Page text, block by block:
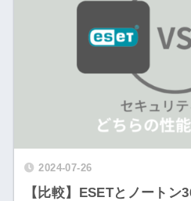
2024-07-26
【比較】ESETとノートン